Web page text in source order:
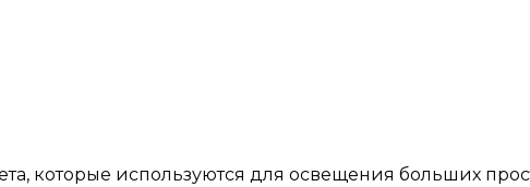
которые используются для освещения больших